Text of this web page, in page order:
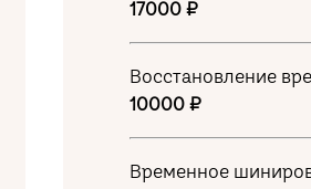
17000 ₽
Восстановление
10000 ₽
Временное